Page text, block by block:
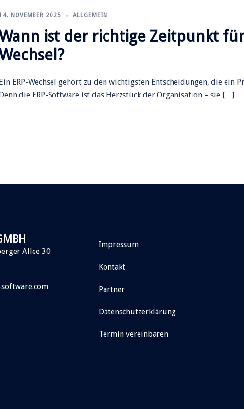
14. NOVEMBER 2025 ALLGEMEIN
ist der richtige Zeitpunkt für
Ein ERP-Wechsel gehört zu den wichtigsten Entscheidungen, die ein
Denn die ERP-Software ist das Herzstück der Organisation – sie […]
Allee 30
Impressum
Kontakt
Partner
Datenschutzerklärung
Termin vereinbaren